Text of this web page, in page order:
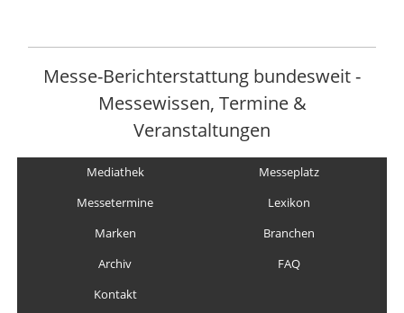
Messe-Berichterstattung bundesweit -
Messewissen, Termine &
Veranstaltungen
Mediathek
Messeplatz
Messetermine
Lexikon
Marken
Branchen
Archiv
FAQ
Kontakt